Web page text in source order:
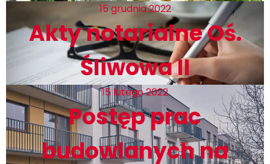
15 grudnia 2022
Akty notarialne Oś.
Śliwowa II
15 lutego 2022
Postęp prac
budowlanych na